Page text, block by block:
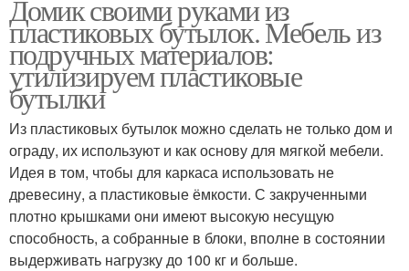
Домик своими руками из
пластиковых бутылок. Мебель из
подручных материалов:
утилизируем пластиковые
бутылки
Из пластиковых бутылок можно сделать не только дом и
ограду, их используют и как основу для мягкой мебели.
Идея в том, чтобы для каркаса использовать не
древесину, а пластиковые ёмкости. С закрученными
плотно крышками они имеют высокую несущую
способность, а собранные в блоки, вполне в состоянии
выдерживать нагрузку до 100 кг и больше.